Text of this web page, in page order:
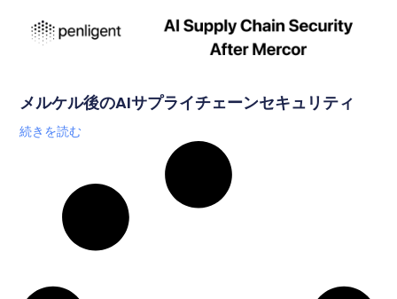
メルケル後のAIサプライチェーンセキュリティ
続きを読む